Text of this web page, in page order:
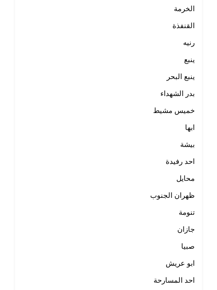
الخرمة
القنفذة
رنيه
ينبع
ينبع البحر
بدر الشهداء
خميس مشيط
ابها
بيشة
احد رفيدة
محايل
ظهران الجنوب
تنومة
جازان
صبيا
ابو عريش
احد المسارحة